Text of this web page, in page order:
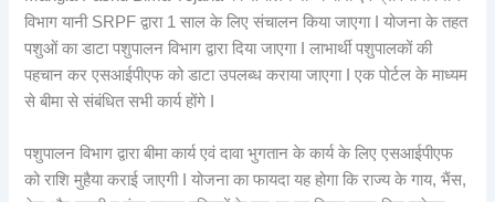
विभाग यानी SRPF द्वारा 1 साल के लिए संचालन किया जाएगा I योजना के तहत
पशुओं का डाटा पशुपालन विभाग द्वारा दिया जाएगा I लाभार्थी पशुपालकों की
पहचान कर एसआईपीएफ को डाटा उपलब्ध कराया जाएगा I एक पोर्टल के माध्यम
से बीमा से संबंधित सभी कार्य होंगे I
पशुपालन विभाग द्वारा बीमा कार्य एवं दावा भुगतान के कार्य के लिए एसआईपीएफ
को राशि मुहैया कराई जाएगी I योजना का फायदा यह होगा कि राज्य के गाय, भैंस,